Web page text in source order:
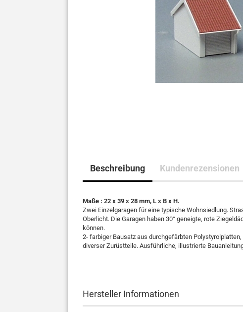
Beschreibung Kundenrezensionen
Maße : 22 x 39 x 28 mm, L x B x H.
Zwei Einzelgaragen für eine typische Wohnsiedlung.
Oberlicht. Die Garagen haben 30° geneigte, rote
können.
2- farbiger Bausatz aus durchgefärbten
diverser Zurüstteile. Ausführliche, illustrierte
Hersteller Informationen